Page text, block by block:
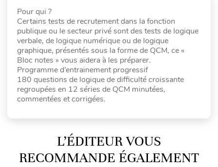
Pour qui ?
Certains tests de recrutement dans la fonction
publique ou le secteur privé sont des tests de logique
verbale, de logique numérique ou de logique
graphique, présentés sous la forme de QCM, ce «
Bloc notes » vous aidera à les préparer.
Programme d’entrainement progressif
180 questions de logique de difficulté croissante
regroupées en 12 séries de QCM minutées,
commentées et corrigées.
L’ÉDITEUR VOUS
RECOMMANDE ÉGALEMENT